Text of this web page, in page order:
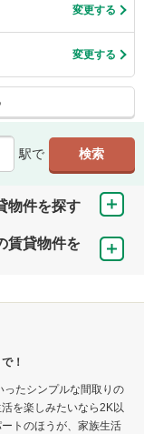
変更する
変更する
駅で
物件を探す
賃貸物件を
！
たシンプルな間取りの
を楽しみたいなら2K以
トのほうが、家族生活